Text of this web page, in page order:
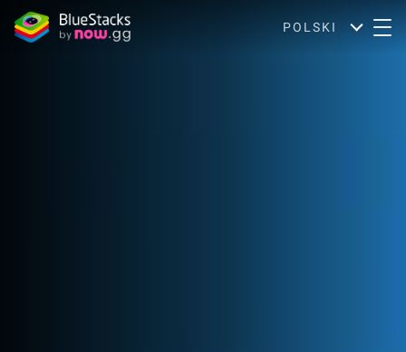
POLSKI